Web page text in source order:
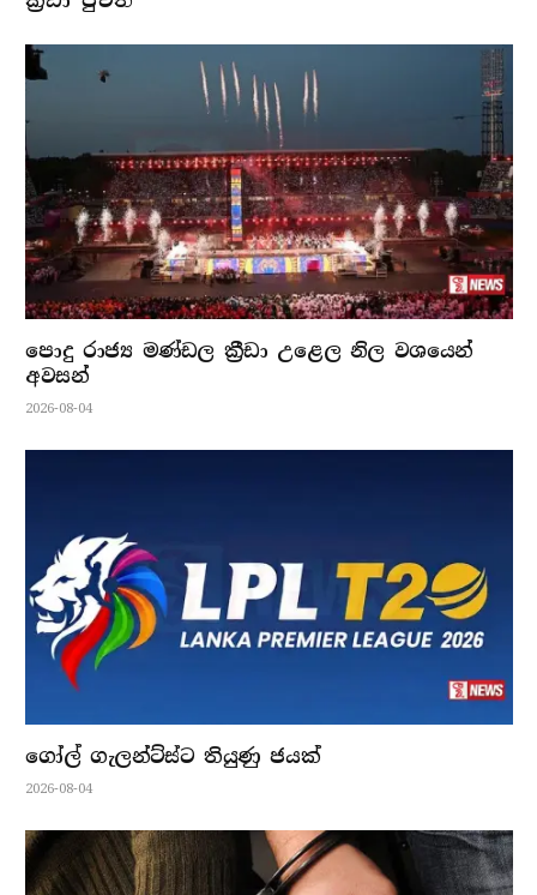
පොදු රාජ්‍ය මණ්ඩල ක්‍රීඩා උළෙල නිල වශයෙන්
අවසන්
2026-08-04
ගෝල් ගැලන්ට්ස්ට තියුණු ජයක්
2026-08-04